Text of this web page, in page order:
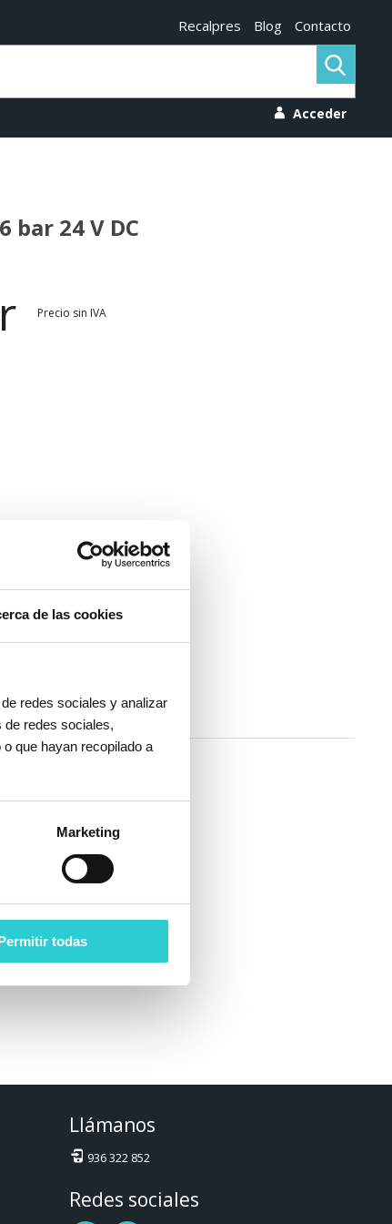
de las cookies
redes sociales y analizar
de redes sociales,
que hayan recopilado a
Marketing
todas
Recalpres Blog Contacto
Acceder
bar 24 V DC
Precio sin IVA
Llámanos
936 322 852
Redes sociales